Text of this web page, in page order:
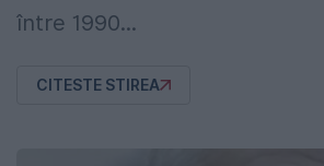
între 1990...
CITESTE STIREA